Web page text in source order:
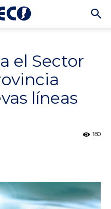
el Sector
líneas
180